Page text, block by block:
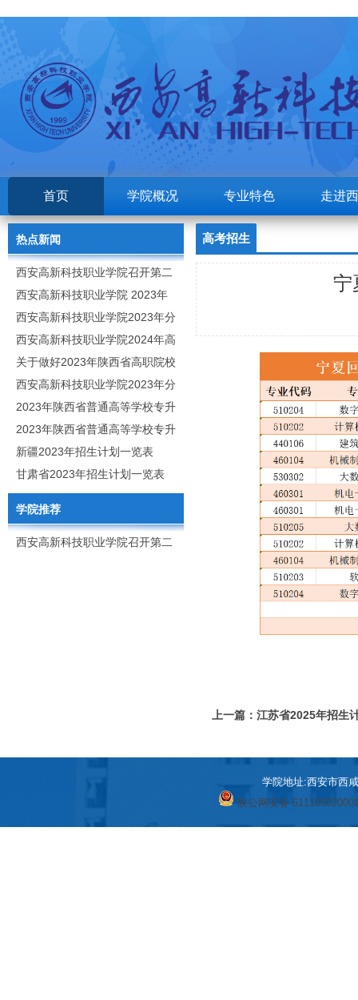
首页 学院概况 专业特色 走进
热点新闻
西安高新科技职业学院召开第二
次党代会
西安高新科技职业学院 2023年
高职分类考试招生章程
西安高新科技职业学院2023年分
类招生专业及计划
西安高新科技职业学院2024年高
职分类招生章程
关于做好2023年陕西省高职院校
分类考试工作的通知
西安高新科技职业学院2023年分
类考试招生简章
2023年陕西省普通高等学校专升
本招生专业目录
2023年陕西省普通高等学校专升
本招生专业课考核科目
新疆2023年招生计划一览表
甘肃省2023年招生计划一览表
学院推荐
西安高新科技职业学院召开第二
高考招生
宁
上一篇：江苏省2025年招生
学院地址:西安市西
陕公网安备